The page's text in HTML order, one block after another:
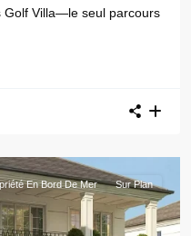
Golf Villa—le seul parcours
En Bord De Mer Sur Plan